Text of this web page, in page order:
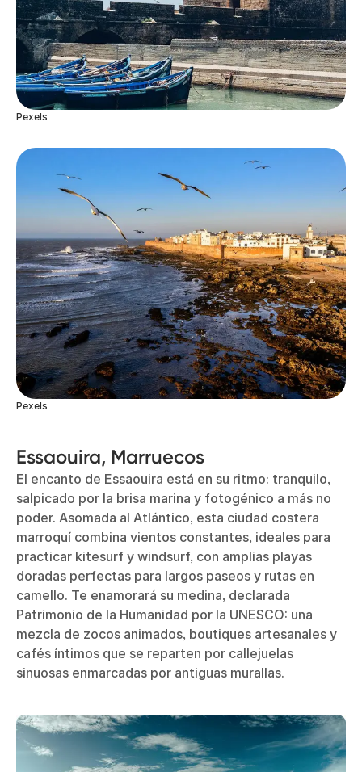
Pexels
Pexels
Essaouira, Marruecos
El encanto de Essaouira está en su ritmo: tranquilo,
salpicado por la brisa marina y fotogénico a más no
poder. Asomada al Atlántico, esta ciudad costera
marroquí combina vientos constantes, ideales para
practicar kitesurf y windsurf, con amplias playas
doradas perfectas para largos paseos y rutas en
camello. Te enamorará su medina, declarada
Patrimonio de la Humanidad por la UNESCO: una
mezcla de zocos animados, boutiques artesanales y
cafés íntimos que se reparten por callejuelas
sinuosas enmarcadas por antiguas murallas.